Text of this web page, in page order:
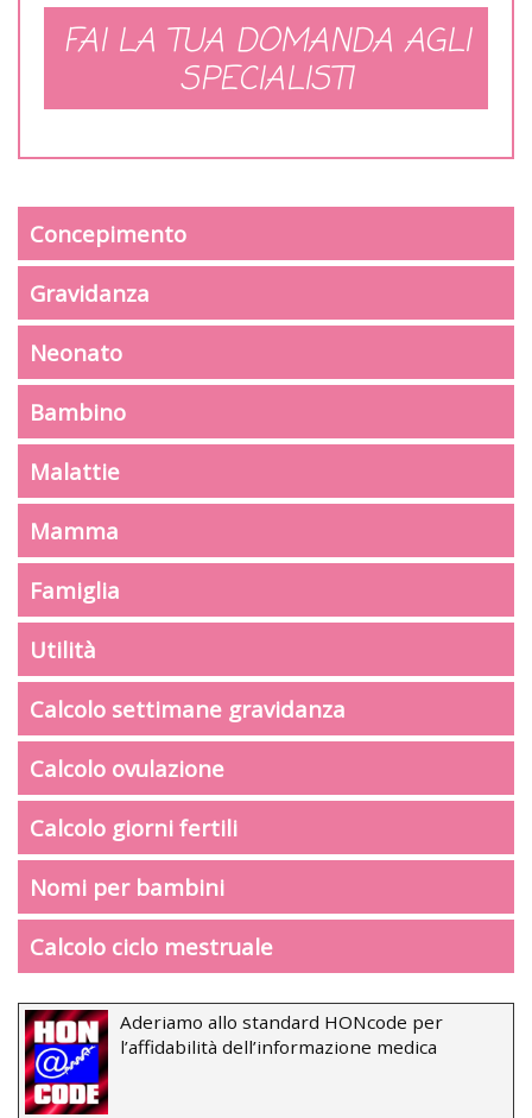
FAI LA TUA DOMANDA AGLI
SPECIALISTI
Concepimento
Gravidanza
Neonato
Bambino
Malattie
Mamma
Famiglia
Utilità
Calcolo settimane gravidanza
Calcolo ovulazione
Calcolo giorni fertili
Nomi per bambini
Calcolo ciclo mestruale
Aderiamo allo standard HONcode per
l’affidabilità dell’informazione medica